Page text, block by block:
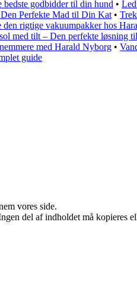
godbidder til din hund •
Perfekte Mad til Din Kat •
rigtige vakuumpakker hos
med tilt – Den perfekte løsning
med Harald Nyborg •
guide
vores side.
del af indholdet må kopieres